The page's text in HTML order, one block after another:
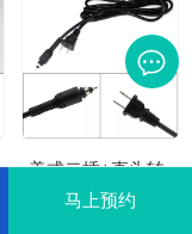
美式二插+直头转
尾电源线
马上预约